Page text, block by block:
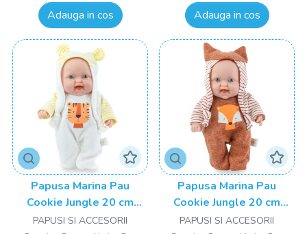
Adauga in cos
Adauga in cos
Papusa Marina Pau
Cookie Jungle 20 cm
Tigru
PAPUSI SI ACCESORII
Papusa Marina Pau
Cookie Jungle 20 cm
Vulpe
PAPUSI SI ACCESORII